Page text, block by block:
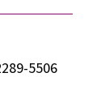
5506